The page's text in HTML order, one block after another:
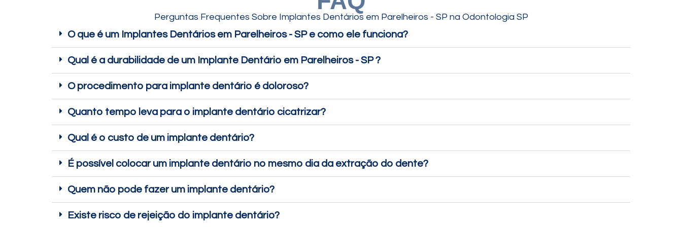
Perguntas Frequentes Sobre Implantes Dentários em Parelheiros - SP na Odontologia SP
O que é um Implantes Dentários em Parelheiros - SP e como ele funciona?
Qual é a durabilidade de um Implante Dentário em Parelheiros - SP ?
O procedimento para implante dentário é doloroso?
Quanto tempo leva para o implante dentário cicatrizar?
Qual é o custo de um implante dentário?
É possível colocar um implante dentário no mesmo dia da extração do dente?
Quem não pode fazer um implante dentário?
Existe risco de rejeição do implante dentário?